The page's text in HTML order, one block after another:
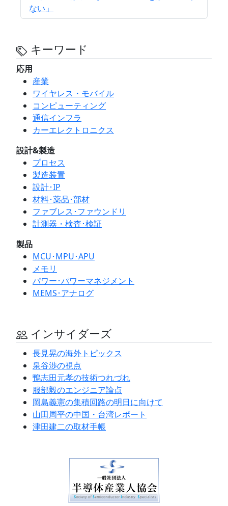
ない」
キーワード
応用
産業
ワイヤレス・モバイル
コンピューティング
通信インフラ
カーエレクトロニクス
設計&製造
プロセス
製造装置
設計･IP
材料･薬品･部材
ファブレス･ファウンドリ
計測器・検査･検証
製品
MCU･MPU･APU
メモリ
パワー･パワーマネジメント
MEMS･アナログ
インサイダーズ
長見晃の海外トピックス
泉谷渉の視点
鴨志田元孝の技術つれづれ
服部毅のエンジニア論点
岡島義憲の集積回路の明日に向けて
山田周平の中国・台湾レポート
津田建二の取材手帳